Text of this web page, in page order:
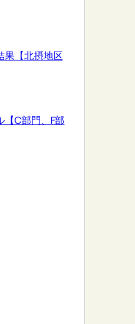
果【北摂地区
C部門、F部